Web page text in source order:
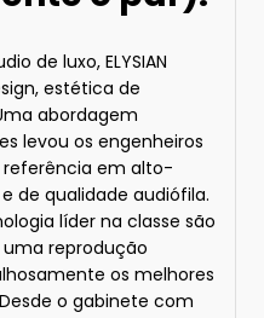
de luxo, ELYSIAN
estética de
abordagem
levou os engenheiros
em alto-
de qualidade audiófila.
líder na classe são
reprodução
os melhores
o gabinete com